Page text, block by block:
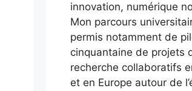
innovation, numérique
Mon parcours
permis notamment de
cinquantaine de projets
recherche collaboratifs
et en Europe autour de